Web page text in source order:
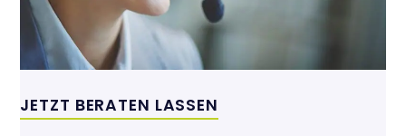
JETZT BERATEN LASSEN